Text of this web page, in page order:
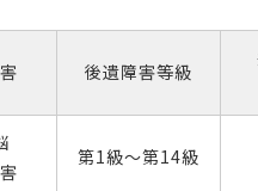
後遺障害等級
第1級～第14級